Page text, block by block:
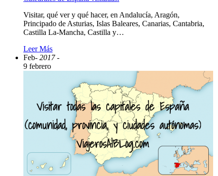
Visitar, qué ver y qué hacer, en Andalucía, Aragón,
Principado de Asturias, Islas Baleares, Canarias, Cantabria,
Castilla La-Mancha, Castilla y…
Leer Más
Feb- 2017 -
9 febrero